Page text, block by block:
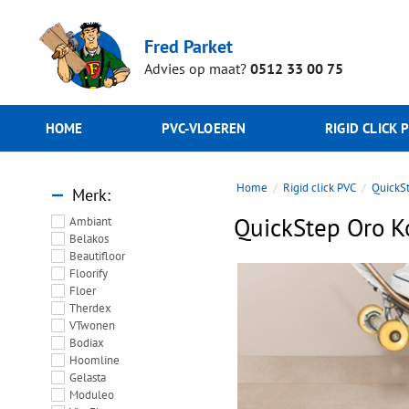
Fred Parket
Advies op maat? 0512 33 00 75
HOME PVC-VLOEREN RIGID CLICK
Merk
Ambiant
Belakos
Beautifloor
Floorify
Floer
Therdex
VTwonen
Bodiax
Hoomline
Gelasta
Moduleo
Home Rigid click PVC
QuickStep Oro